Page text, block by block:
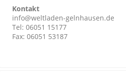
Kontakt
info@weltladen-gelnhausen.de
Tel: 06051 15177
Fax: 06051 53187